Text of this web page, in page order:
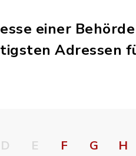
einer
Adressen
D E F G H